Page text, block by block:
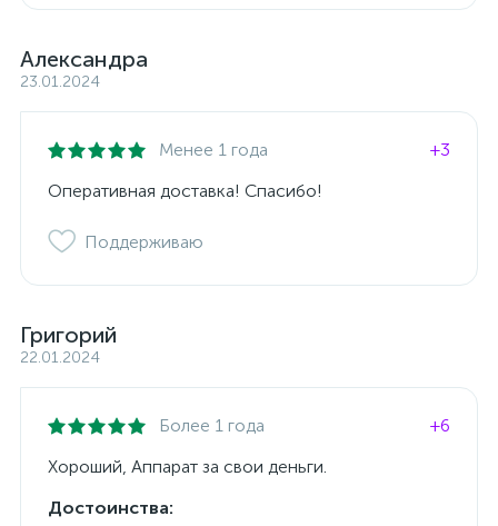
Александра
23.01.2024
Менее 1 года
+3
Оперативная доставка! Спасибо!
Поддерживаю
Григорий
22.01.2024
Более 1 года
+6
Хороший, Аппарат за свои деньги.
Достоинства: